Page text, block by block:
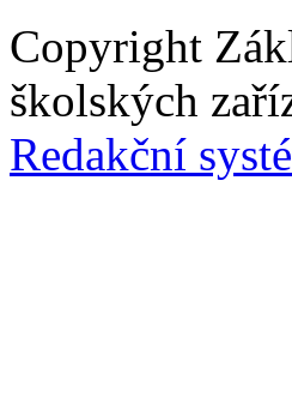
Copyright
školských
Redakční